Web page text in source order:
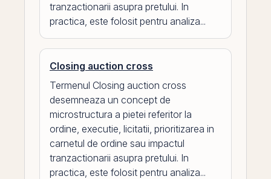
tranzactionarii asupra pretului. In
practica, este folosit pentru analiza...
Closing auction cross
Termenul Closing auction cross
desemneaza un concept de
microstructura a pietei referitor la
ordine, executie, licitatii, prioritizarea in
carnetul de ordine sau impactul
tranzactionarii asupra pretului. In
practica, este folosit pentru analiza...